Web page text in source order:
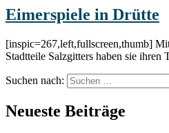
Eimerspiele in Drütte
[inspic=267,left,fullscreen,thumb]
Stadtteile Salzgitters haben sie
Suchen nach:
Neueste Beiträge